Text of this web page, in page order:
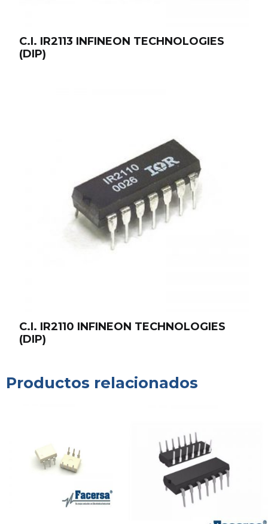
C.I. IR2113 INFINEON TECHNOLOGIES
(DIP)
C.I. IR2110 INFINEON TECHNOLOGIES
(DIP)
Productos relacionados